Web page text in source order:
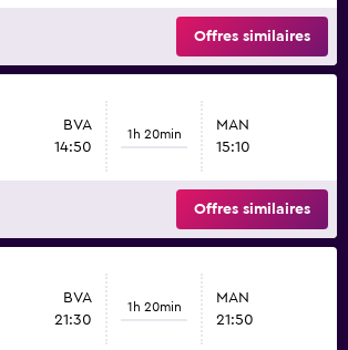
Offres similaires
BVA
14:50
1h 20min
MAN
15:10
Offres similaires
BVA
21:30
1h 20min
MAN
21:50